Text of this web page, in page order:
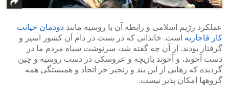
عملکرد رژیم اسلامی و رابطه آن با روسیه مانند دودمان خیانت
کار قاجاریه است. خاندانی که در بست در دام آن کشور اسیر و
گرفتار بودند. از آن چه گفته شد، سرنوشت سیاه مردم ما در
دست آخوند، و آخوند بازیچه و عروسکی در دست روسیه و چین
گردیده که رهایی از این بند و زنجیر جز اتحاد و همبستگی همه
گروهها امکان پذیر نیست.